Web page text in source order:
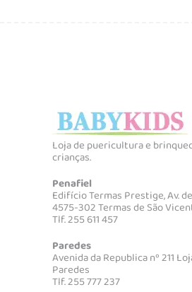
Loja de puericultura e
crianças.
Penafiel
Edifício Termas Prestige, Av.
4575-302 Termas de São
Tlf. 255 611 457
Paredes
Avenida da Republica nº 211
Paredes
Tlf. 255 777 237